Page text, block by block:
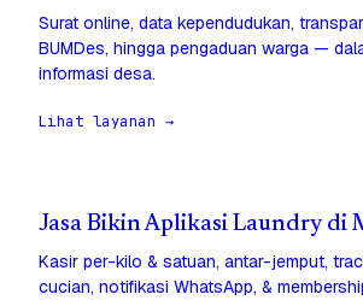
Surat online, data kependudukan,
BUMDes, hingga pengaduan warga —
informasi desa.
Lihat layanan →
Jasa Bikin Aplikasi Laundry di
Kasir per-kilo & satuan, antar-jemput,
cucian, notifikasi WhatsApp, &